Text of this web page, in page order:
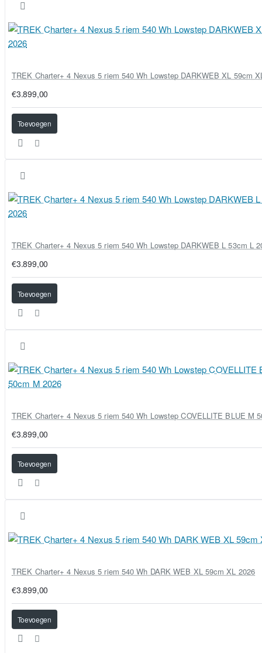
TREK Charter+ 4 Nexus 5 riem 540 Wh Lowstep DARKWEB XL 59cm
€3.899,00
Toevoegen
TREK Charter+ 4 Nexus 5 riem 540 Wh Lowstep DARKWEB L 53cm L
€3.899,00
Toevoegen
TREK Charter+ 4 Nexus 5 riem 540 Wh Lowstep COVELLITE BLUE M
€3.899,00
Toevoegen
TREK Charter+ 4 Nexus 5 riem 540 Wh DARK WEB XL 59cm XL 2026
€3.899,00
Toevoegen